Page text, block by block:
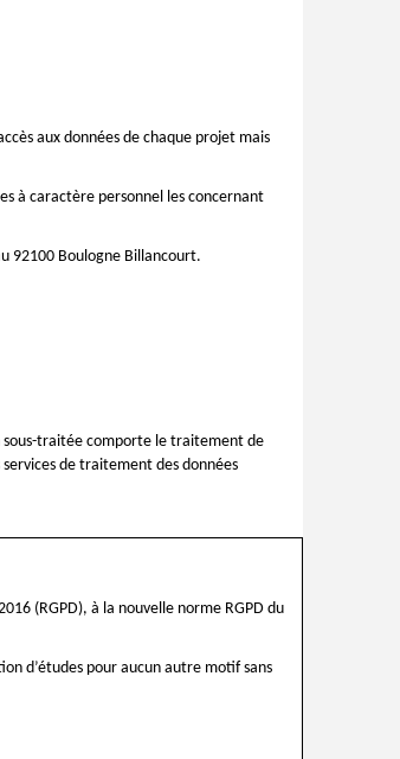
aux données de chaque projet mais
à caractère personnel les concernant
92100 Boulogne Billancourt.
sous-traitée comporte le traitement de
de traitement des données
(RGPD), à la nouvelle norme RGPD du
d’études pour aucun autre motif sans